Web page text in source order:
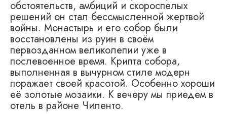
обстоятельств, амбиций и скороспелых
решений он стал бессмысленной жертвой
войны. Монастырь и его собор были
восстановлены из руин в своём
первозданном великолепии уже в
послевоенное время. Крипта собора,
выполненная в вычурном стиле модерн
поражает своей красотой. Особенно хороши
её золотые мозаики. К вечеру мы приедем в
отель в районе Чиленто.